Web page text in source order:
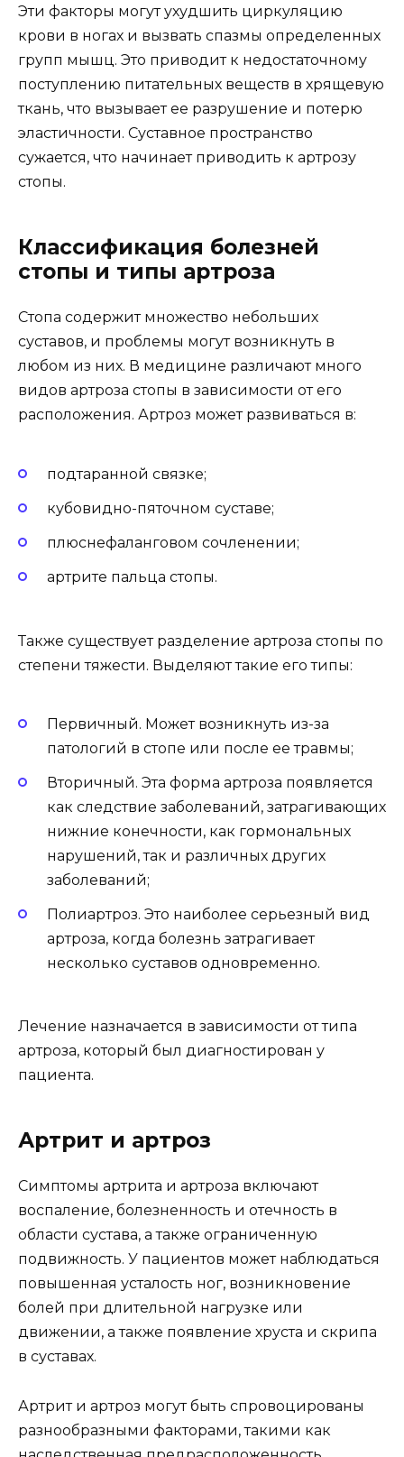
Эти факторы могут ухудшить циркуляцию
крови в ногах и вызвать спазмы определенных
групп мышц. Это приводит к недостаточному
поступлению питательных веществ в хрящевую
ткань, что вызывает ее разрушение и потерю
эластичности. Суставное пространство
сужается, что начинает приводить к артрозу
стопы.
Классификация болезней
стопы и типы артроза
Стопа содержит множество небольших
суставов, и проблемы могут возникнуть в
любом из них. В медицине различают много
видов артроза стопы в зависимости от его
расположения. Артроз может развиваться в:
подтаранной связке;
кубовидно-пяточном суставе;
плюснефаланговом сочленении;
артрите пальца стопы.
Также существует разделение артроза стопы по
степени тяжести. Выделяют такие его типы:
Первичный. Может возникнуть из-за
патологий в стопе или после ее травмы;
Вторичный. Эта форма артроза появляется
как следствие заболеваний, затрагивающих
нижние конечности, как гормональных
нарушений, так и различных других
заболеваний;
Полиартроз. Это наиболее серьезный вид
артроза, когда болезнь затрагивает
несколько суставов одновременно.
Лечение назначается в зависимости от типа
артроза, который был диагностирован у
пациента.
Артрит и артроз
Симптомы артрита и артроза включают
воспаление, болезненность и отечность в
области сустава, а также ограниченную
подвижность. У пациентов может наблюдаться
повышенная усталость ног, возникновение
болей при длительной нагрузке или
движении, а также появление хруста и скрипа
в суставах.
Артрит и артроз могут быть спровоцированы
разнообразными факторами, такими как